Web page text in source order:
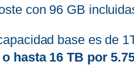
con 96 GB
base es de
hasta 16 TB por